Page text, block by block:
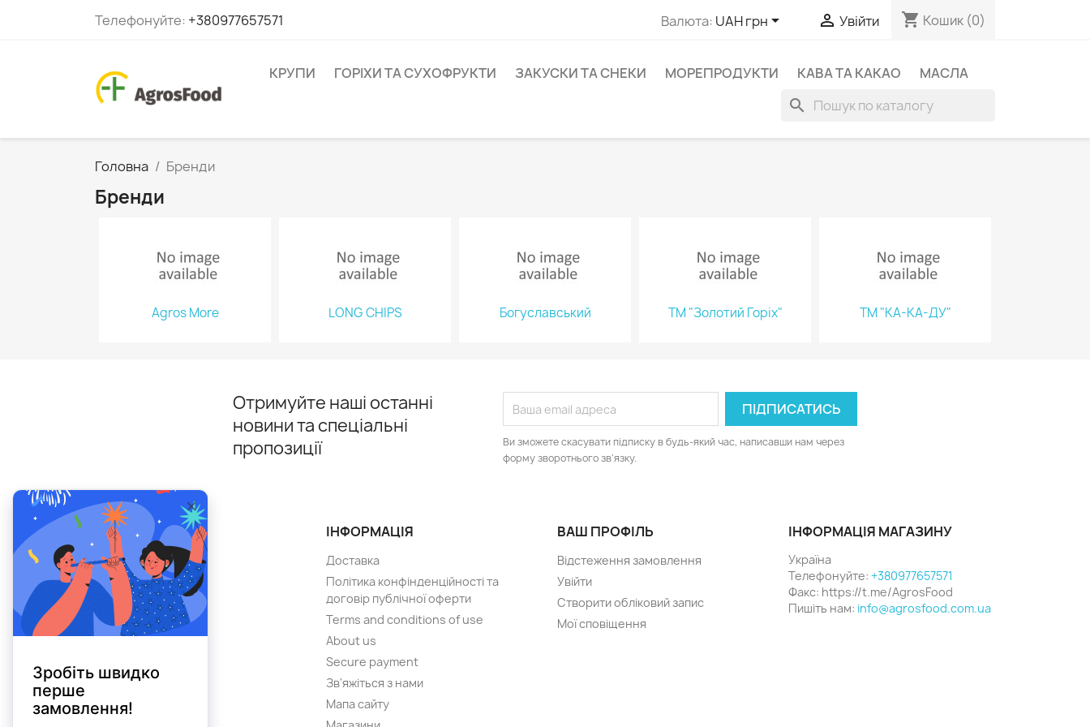
Телефонуйте: +380977657571 Валюта: UAH грн  Увійти shopping_cart Кошик (0)
КРУПИ ГОРІХИ ТА СУХОФРУКТИ ЗАКУСКИ ТА СНЕКИ МОРЕПРОДУКТИ КАВА ТА КАКАО МАСЛА
search
Головна Бренди
Бренди
Agros More LONG CHIPS Богуславський ТМ "Золотий Горіх" ТМ "КА-КА-ДУ"
Отримуйте наші останні
новини та спеціальні
пропозиції
Ви зможете скасувати підписку в будь-який час, написавши нам через
форму зворотнього зв'язку.
ТОВАРИ
Розпродаж
Нові товари
Лідери продажів
ІНФОРМАЦІЯ
Доставка
Політика конфінденційності та
договір публічної оферти
Terms and conditions of use
About us
Secure payment
Зв'яжіться з нами
Мапа сайту
ВАШ ПРОФІЛЬ
Відстеження замовлення
Увійти
Створити обліковий запис
Мої сповіщення
ІНФОРМАЦІЯ МАГАЗИНУ
Україна
Телефонуйте: +380977657571
Факс: https://t.me/AgrosFood
Пишіть нам: info@agrosfood.com.ua